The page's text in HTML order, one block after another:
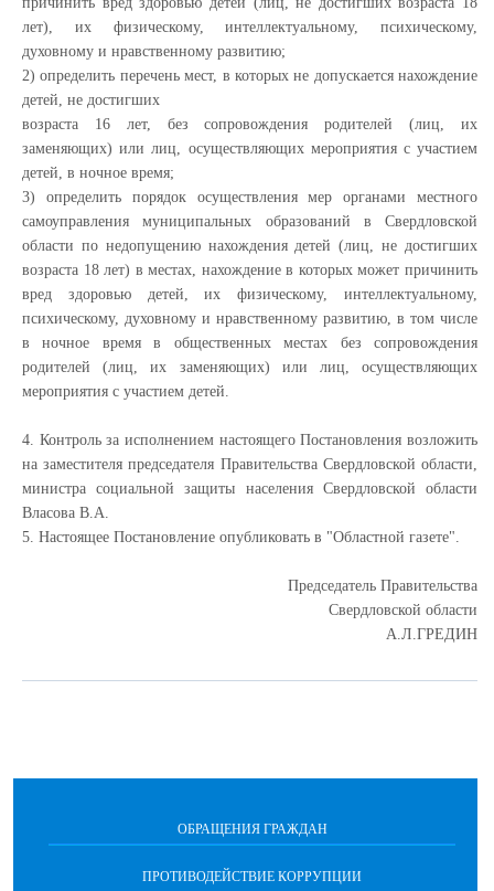
лет), их физическому, интеллектуальному, психическому,
духовному и нравственному развитию;
2) определить перечень мест, в которых не допускается нахождение
детей, не достигших
возраста 16 лет, без сопровождения родителей (лиц, их
заменяющих) или лиц, осуществляющих мероприятия с участием
детей, в ночное время;
3) определить порядок осуществления мер органами местного
самоуправления муниципальных образований в Свердловской
области по недопущению нахождения детей (лиц, не достигших
возраста 18 лет) в местах, нахождение в которых может причинить
вред здоровью детей, их физическому, интеллектуальному,
психическому, духовному и нравственному развитию, в том числе
в ночное время в общественных местах без сопровождения
родителей (лиц, их заменяющих) или лиц, осуществляющих
мероприятия с участием детей.
4. Контроль за исполнением настоящего Постановления возложить
на заместителя председателя Правительства Свердловской области,
министра социальной защиты населения Свердловской области
Власова В.А.
5. Настоящее Постановление опубликовать в "Областной газете".
Председатель Правительства
Свердловской области
А.Л.ГРЕДИН
ОБРАЩЕНИЯ ГРАЖДАН
ПРОТИВОДЕЙСТВИЕ КОРРУПЦИИ